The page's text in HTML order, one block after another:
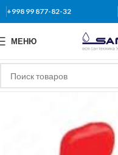
+998 99 877-82-32
МЕНЮ